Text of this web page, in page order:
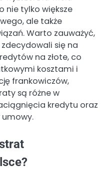
nie tylko większe
ale także
Warto zauważyć,
się na
na złote, co
kosztami i
frankowiczów,
są różne w
kredytu oraz